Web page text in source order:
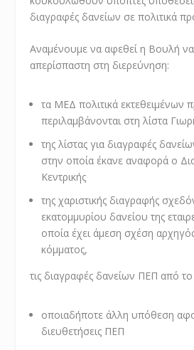
διαγραφές δανείων σε πολιτικά
Αναμένουμε να αφεθεί η Βουλή
απερίσπαστη στη διερεύνηση:
τα ΜΕΔ πολιτικά
περιλαμβάνονται στη λίστα
της λίστας για διαγραφές
στην οποία έκανε αναφορά ο
Κεντρικής
της χαριστικής διαγραφής
εκατομμυρίου δανείου της
οποία έχει άμεση σχέση
κόμματος,
τις διαγραφές δανείων ΠΕΠ από
οποιαδήποτε άλλη υπόθεση
διευθετήσεις ΠΕΠ